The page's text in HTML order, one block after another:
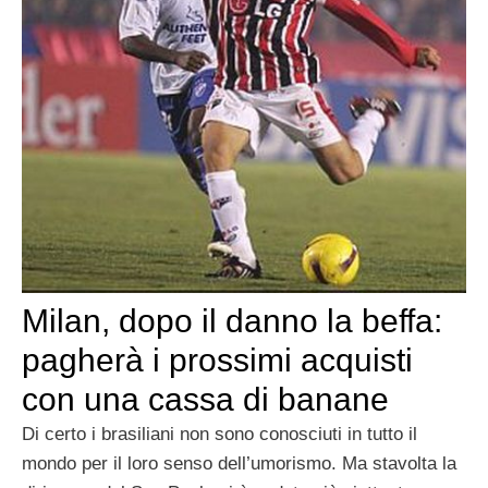
Milan, dopo il danno la beffa:
pagherà i prossimi acquisti
con una cassa di banane
Di certo i brasiliani non sono conosciuti in tutto il
mondo per il loro senso dell’umorismo. Ma stavolta la